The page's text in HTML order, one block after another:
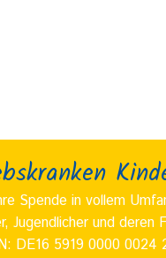
Spende in vollem
Jugendlicher und deren
DE16 5919 0000 0024